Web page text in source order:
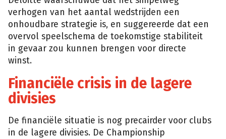
verhogen van het aantal wedstrijden een
onhoudbare strategie is, en suggereerde dat een
overvol speelschema de toekomstige stabiliteit
in gevaar zou kunnen brengen voor directe
winst.
Financiële crisis in de lagere
divisies
De financiële situatie is nog precairder voor clubs
in de lagere divisies. De Championship